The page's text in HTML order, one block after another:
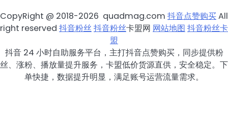
CopyRight @ 2018-2026 quadmag.com 抖音点赞购买All
right reserved 抖音粉丝抖音粉丝卡盟网 网站地图 抖音粉丝卡
盟
抖音 24 小时自助服务平台，主打抖音点赞购买，同步提供粉
丝、涨粉、播放量提升服务，卡盟低价货源直供，安全稳定。下
单快捷，数据提升明显，满足账号运营流量需求。